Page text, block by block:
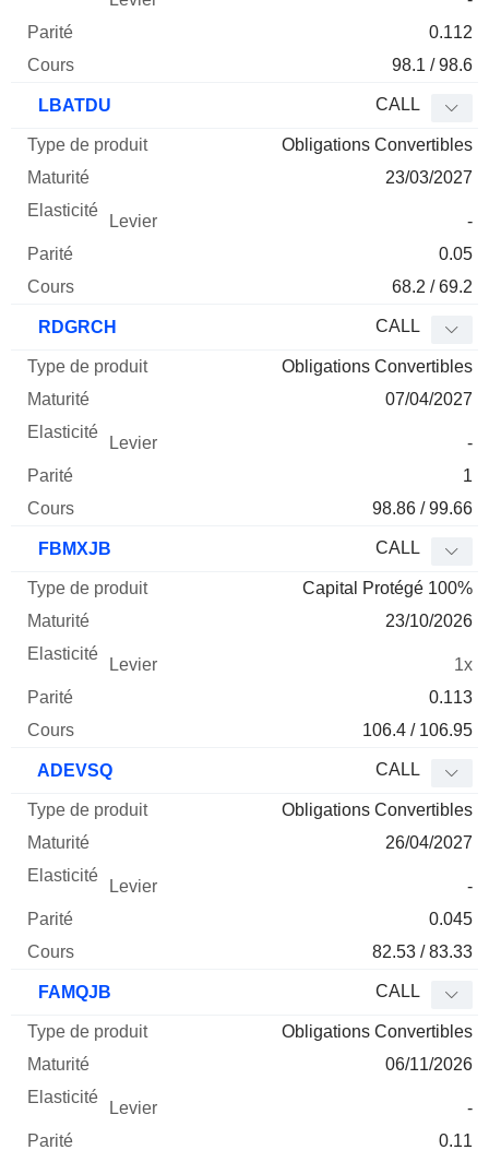
0.112
98.1 / 98.6
LBATDU CALL
Obligations Convertibles
23/03/2027
-
0.05
68.2 / 69.2
RDGRCH CALL
Obligations Convertibles
07/04/2027
-
1
98.86 / 99.66
FBMXJB CALL
Capital Protégé 100%
23/10/2026
1x
0.113
106.4 / 106.95
ADEVSQ CALL
Obligations Convertibles
26/04/2027
-
0.045
82.53 / 83.33
FAMQJB CALL
Obligations Convertibles
06/11/2026
-
0.11